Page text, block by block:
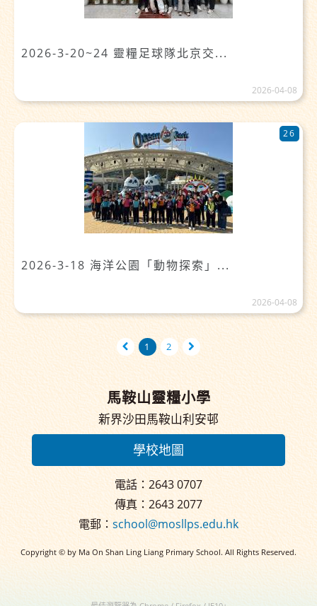
2026-3-20~24 靈糧足球隊北京交...
2026-04-08
2026-3-18 海洋公園「動物探索」...
26
2026-04-08
1 2
馬鞍山靈糧小學
新界沙田馬鞍山利安邨
學校地圖
電話：2643 0707
傳真：2643 2077
電郵：school@mosllps.edu.hk
Copyright © by Ma On Shan Ling Liang Primary School. All Rights Reserved.